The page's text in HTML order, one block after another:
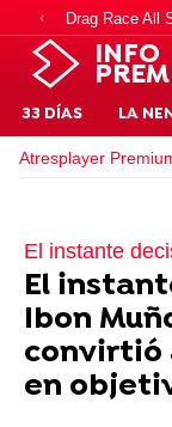
Drag Race All
INFO
33 DÍAS LA
Atresplayer
El instante
El
Ibon
convirtió
en